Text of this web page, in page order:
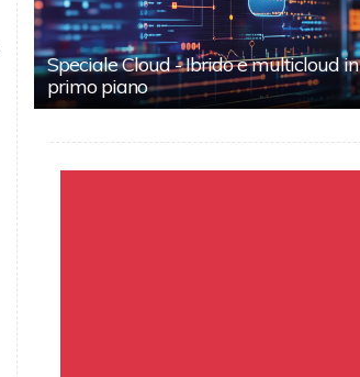
Speciale Cloud - Ibrido e multicloud in
primo piano